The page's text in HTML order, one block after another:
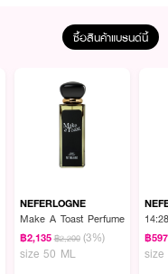
ซื้อสินค้าแบรนด์นี้
NEFERLOGNE
Make A Toast Perfume
฿2,135 ฿2,200 (3%)
size 50 ML
฿597
size